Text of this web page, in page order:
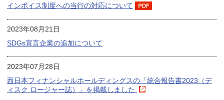
インボイス制度への当行の対応について
2023年08月21日
SDGs宣言企業の追加について
2023年07月28日
西日本フィナンシャルホールディングスの「統合報告書2023（デ
ィスク ロージャー誌）」を掲載しました